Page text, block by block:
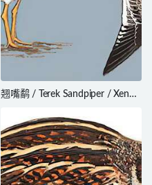
翘嘴鹬 / Terek Sandpiper / Xenus